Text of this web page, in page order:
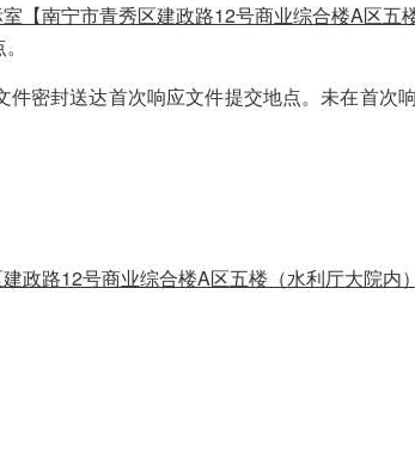
【南宁市青秀区建政路12号商业综合楼A区五
密封送达首次响应文件提交地点。未在首次
政路12号商业综合楼A区五楼（水利厅大院内）